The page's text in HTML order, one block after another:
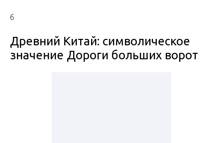
6
Древний Китай: символическое
значение Дороги больших ворот